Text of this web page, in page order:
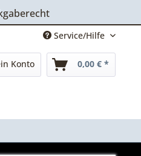
Service/Hilfe
Konto 0,00 € *